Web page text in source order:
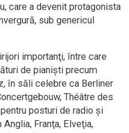
care a devenit protagonista
sub genericul
importanţi, între care
de pianişti precum
în săli celebre ca Berliner
Théâtre des
posturi de radio şi
Franţa, Elveţia,